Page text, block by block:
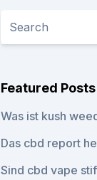
Featured Posts
Was ist kush
Das cbd report
Sind cbd vape